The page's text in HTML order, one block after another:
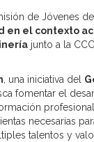
de Jóvenes
en el contexto
junto a la
, una iniciativa del
fomentar el
necesarias
talentos y